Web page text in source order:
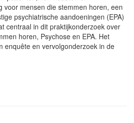
voor mensen die stemmen horen, een
psychiatrische aandoeningen (EPA)
centraal in dit praktijkonderzoek over
horen, Psychose en EPA. Het
enquête en vervolgonderzoek in de